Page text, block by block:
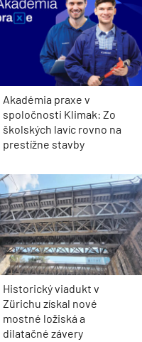
Akadémia praxe v
spoločnosti Klimak: Zo
školských lavíc rovno na
prestížne stavby
Historický viadukt v
Zürichu získal nové
mostné ložiská a
dilatačné závery